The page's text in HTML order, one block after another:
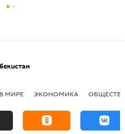
В МИРЕ ЭКОНОМИКА